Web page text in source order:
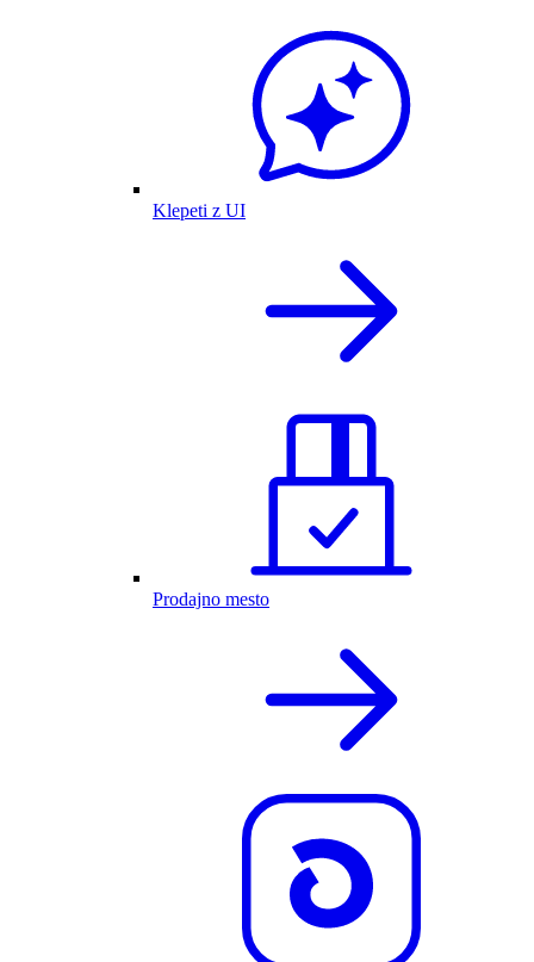
Klepeti z UI
Prodajno mesto